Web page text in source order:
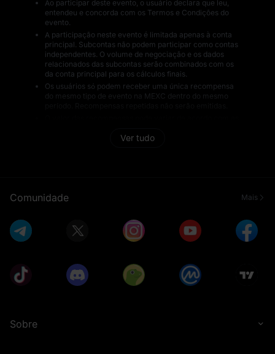
Ao participar deste evento, o usuário declara que leu,
entendeu e concorda com os Termos e Condições do
evento.
A participação neste evento é limitada apenas à conta
principal. Subcontas não podem participar como contas
independentes. O volume de negociação e os dados
relacionados das subcontas serão combinados com os
da conta principal para os cálculos finais.
Os usuários só podem receber uma única recompensa
do mesmo tipo de evento na MEXC dentro do mesmo
qualquer momento. A MEXC não se responsabiliza por
recompensas, e elas não serão reenviadas. A MEXC
relacionados à distribuição de recompensas.
Durante o período do evento, a MEXC monitorará as
atividades de negociação para detectar e prevenir
contas, uso de conta ou informações pessoais de
terceiros, fornecimento de dados falsos de KYC,
Ver tudo
Comunidade Mais
Sobre